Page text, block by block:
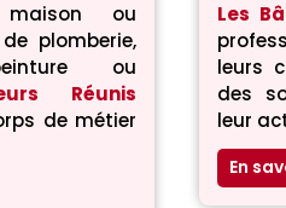
ou
plomberie,
ou
Réunis
de métier
Les
leurs
des
leur
En